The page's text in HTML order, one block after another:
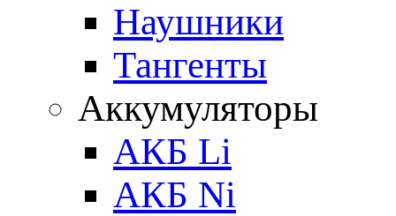
Наушники
Тангенты
Аккумуляторы
АКБ Li
АКБ Ni